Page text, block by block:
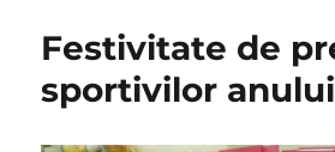
Festivitate de
sportivilor anului